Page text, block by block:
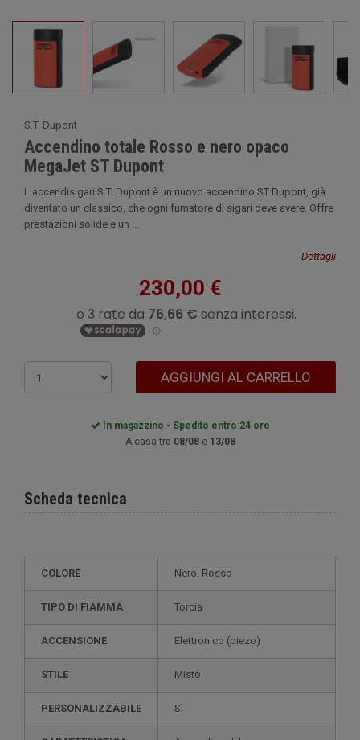
S.T. Dupont
Accendino totale Rosso e nero opaco
MegaJet ST Dupont
L'accendisigari S.T. Dupont è un nuovo accendino ST Dupont, già
diventato un classico, che ogni fumatore di sigari deve avere. Offre
prestazioni solide e un ...
Dettagli
230,00 €
AGGIUNGI AL CARRELLO
In magazzino - Spedito entro 24 ore
A casa tra 08/08e 13/08
Scheda tecnica
COLORE Nero, Rosso
TIPO DI FIAMMA Torcia
ACCENSIONE elettronico (piezo)
STILE misto
PERSONALIZZABILE sì